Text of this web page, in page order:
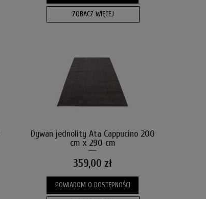
ZOBACZ WIĘCEJ
Dywan jednolity Ata Cappucino 200
cm x 290 cm
359,00 zł
POWIADOM O DOSTĘPNOŚCI